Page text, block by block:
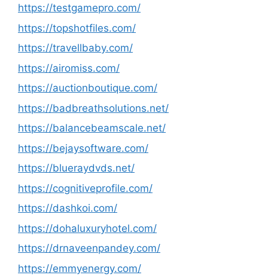
https://testgamepro.com/
https://topshotfiles.com/
https://travellbaby.com/
https://airomiss.com/
https://auctionboutique.com/
https://badbreathsolutions.net/
https://balancebeamscale.net/
https://bejaysoftware.com/
https://blueraydvds.net/
https://cognitiveprofile.com/
https://dashkoi.com/
https://dohaluxuryhotel.com/
https://drnaveenpandey.com/
https://emmyenergy.com/